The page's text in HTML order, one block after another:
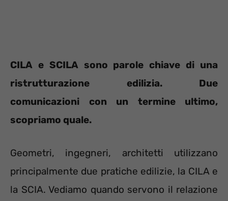
CILA e SCILA sono parole chiave di una
ristrutturazione edilizia. Due
comunicazioni con un termine ultimo,
scopriamo quale.
Geometri, ingegneri, architetti utilizzano
principalmente due pratiche edilizie, la CILA e
la SCIA. Vediamo quando servono il relazione